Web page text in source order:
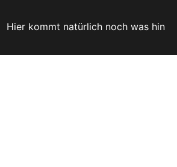
Hier kommt natürlich noch was hin